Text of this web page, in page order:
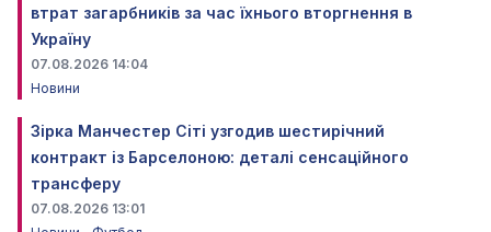
втрат загарбників за час їхнього вторгнення в
Україну
07.08.2026 14:04
Новини
Зірка Манчестер Сіті узгодив шестирічний
контракт із Барселоною: деталі сенсаційного
трансферу
07.08.2026 13:01